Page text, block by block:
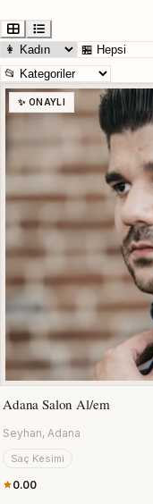
✨ ONAYLI
Adana Salon Al/em
Seyhan, Adana
Saç Kesimi
0.00